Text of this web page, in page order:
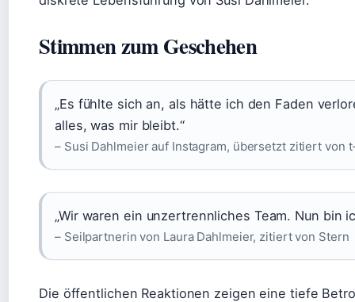
Stimmen zum Geschehen
„Es fühlte sich an, als hätte ich den Faden
alles, was mir bleibt.“
– Susi Dahlmeier auf Instagram, übersetzt zitiert von
„Wir waren ein unzertrennliches Team. Nun bin
– Seilpartnerin von Laura Dahlmeier, zitiert von Stern
Die öffentlichen Reaktionen zeigen eine tiefe